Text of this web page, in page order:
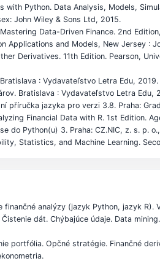
with Python. Data Analysis, Models,
John Wiley & Sons Ltd, 2015.
Data-Driven Finance. 2nd
Applications and Models, New Jersey :
Derivatives. 11th Edition. Pearson,
: Vydavateľstvo Letra Edu, 2019.
Bratislava : Vydavateľstvo Letra Edu,
příručka jazyka pro verzi 3.8. Praha:
Financial Data with R. 1st Edition.
do Python(u) 3. Praha: CZ.NIC, z. s. p.
Statistics, and Machine Learning.
finančné analýzy (jazyk Python, jazyk
dát. Chýbajúce údaje. Data
portfólia. Opčné stratégie. Finančné